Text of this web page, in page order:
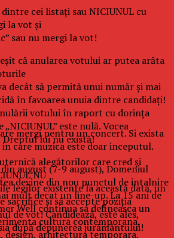
cei listați sau NICIUNUL cu
la vot și
sau nu mergi la vot!
că anularea votului ar putea arăta
decât să permită unui număr și mai
în favoarea unuia dintre candidați!
votului în raport cu dorința
este nulă. Vocea
lui nu există!
alegătorilor care cred și
NU
legilor existente la această dată, un
sacrifice și să accepte poziția
de vot! Candidează, este ales,
după depunerea jurământului!
mergi pentru un concert. Si exista
care muzica este doar inceputul.
august (7-9 august), Domeniul
devine din nou punctul de intalnire
mult decat un line-up. La 15 ani de
Well continua sa defineasca un
cultura contemporana,
design, arhitectura temporara,